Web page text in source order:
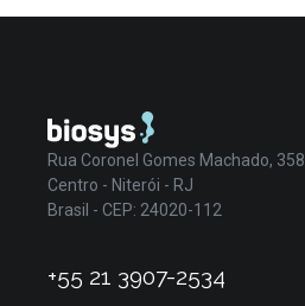
Rua Coronel Gomes Machado, 358
Centro - Niterói - RJ
Brasil - CEP: 24020-112
+55 21 3907-2534